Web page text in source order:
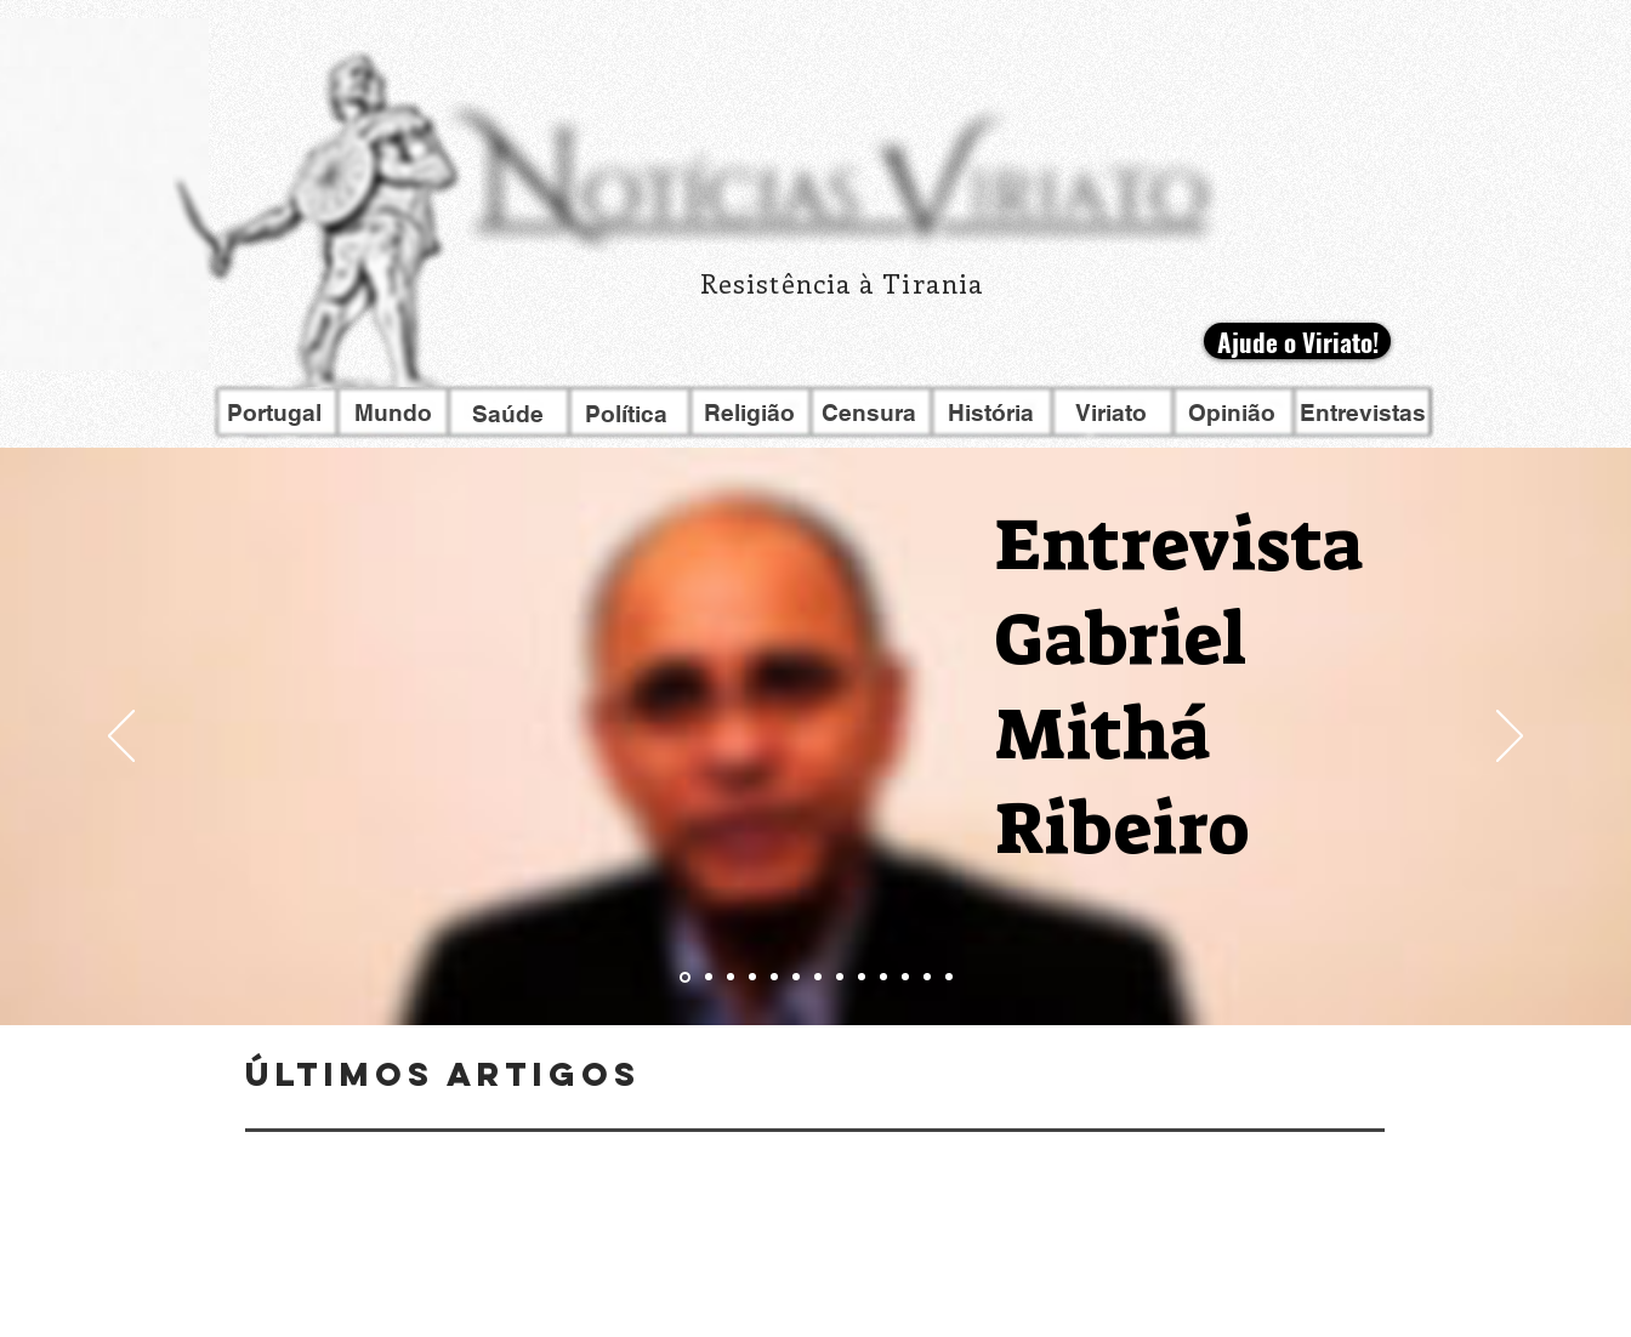
Entrevista
Gabriel
Mithá
Ribeiro
ÚLTIMos artigos
Resistência à Tirania
Portugal Mundo Saúde Política Religião Entrevistas
Censura História Viriato Opinião
Ajude o Viriato!